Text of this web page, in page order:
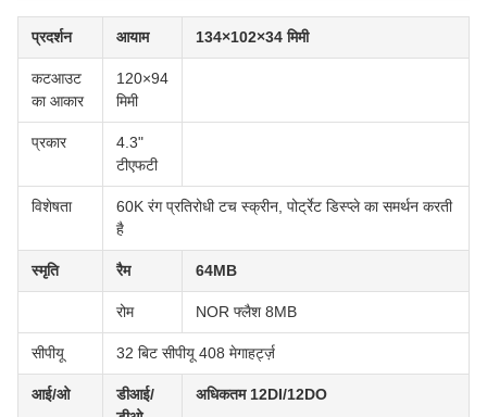
प्रदर्शन आयाम 134×102×34 मिमी
कटआउट
का आकार
120×94
मिमी
प्रकार
4.3"
टीएफटी
विशेषता
60K रंग प्रतिरोधी टच स्क्रीन, पोर्ट्रेट डिस्प्ले का समर्थन करती
है
स्मृति रैम 64MB
रोम NOR फ्लैश 8MB
सीपीयू 32 बिट सीपीयू 408 मेगाहर्ट्ज़
आई/ओ
डीआई/
अधिकतम 12DI/12DO